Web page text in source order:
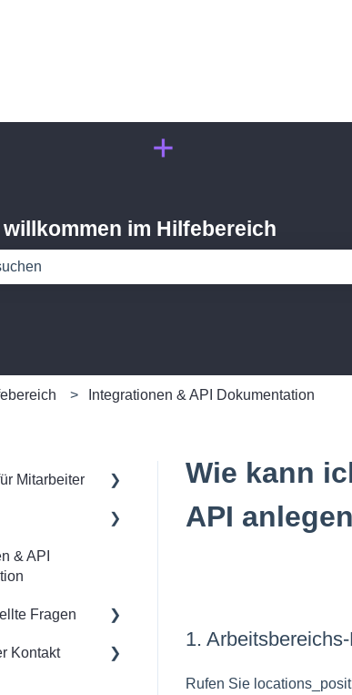
anzeigen
im Hilfebereich
Integrationen & API Dokumentation
Wie kann
API
1.
Rufen Sie
Mitarbeiter
von
Zuweisung
& API
Fragen
Kontakt